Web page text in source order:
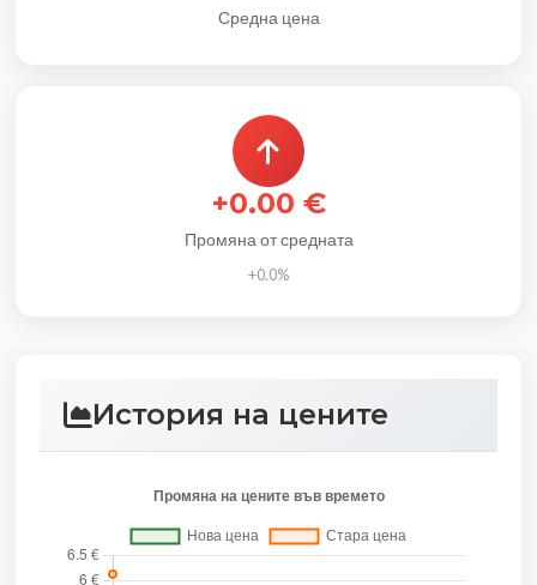
Средна цена
+0.00 €
Промяна от средната
+0.0%
История на цените